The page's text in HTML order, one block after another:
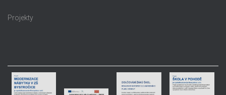
Projekty